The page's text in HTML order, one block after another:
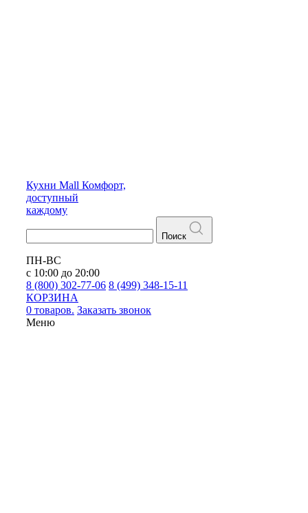
Кухни Mall Комфорт,
доступный
каждому
Поиск
ПН-ВС
с 10:00 до 20:00
8 (800) 302-77-06 8 (499) 348-15-11
КОРЗИНА
0 товаров. Заказать звонок
Меню